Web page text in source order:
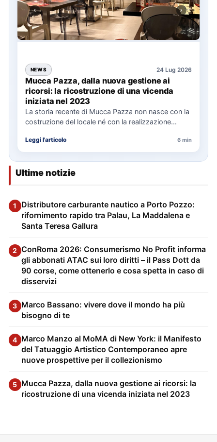
NEWS 24 Lug 2026
Mucca Pazza, dalla nuova gestione ai
ricorsi: la ricostruzione di una vicenda
iniziata nel 2023
La storia recente di Mucca Pazza non nasce con la
costruzione del locale né con la realizzazione
Leggi l'articolo 6 min
Ultime notizie
1
Distributore carburante nautico a Porto Pozzo:
rifornimento rapido tra Palau, La Maddalena e
Santa Teresa Gallura
2 ConRoma 2026: Consumerismo No Profit informa
gli abbonati ATAC sui loro diritti – il Pass Dott da
90 corse, come ottenerlo e cosa spetta in caso di
disservizi
3 Marco Bassano: vivere dove il mondo ha più
bisogno di te
4 Marco Manzo al MoMA di New York: il Manifesto
del Tatuaggio Artistico Contemporaneo apre
nuove prospettive per il collezionismo
5 Mucca Pazza, dalla nuova gestione ai ricorsi: la
ricostruzione di una vicenda iniziata nel 2023